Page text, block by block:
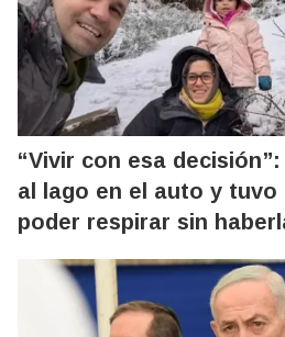
“Vivir con esa
al lago en el auto y tuvo
poder respirar sin